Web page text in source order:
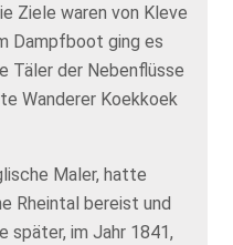
Ziele waren von Kleve
Dampfboot ging es
Täler der Nebenflüsse
Wanderer Koekkoek
Maler, hatte
Rheintal bereist und
später, im Jahr 1841,